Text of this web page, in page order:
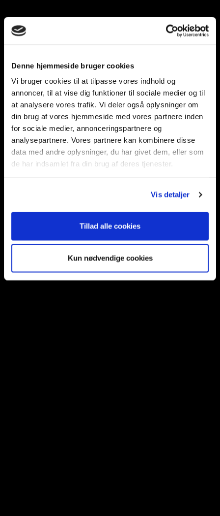
Denne hjemmeside bruger cookies
Vi bruger cookies til at tilpasse vores indhold og
annoncer, til at vise dig funktioner til sociale medier og til
at analysere vores trafik. Vi deler også oplysninger om
din brug af vores hjemmeside med vores partnere inden
for sociale medier, annonceringspartnere og
analysepartnere. Vores partnere kan kombinere disse
data med andre oplysninger, du har givet dem, eller som
de har indsamlet fra din brug af deres tjenester.
Vis detaljer
Tillad alle cookies
Kun nødvendige cookies